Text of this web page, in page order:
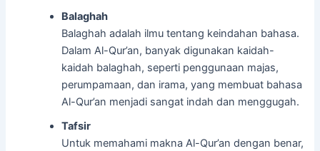
Balaghah
Balaghah adalah ilmu tentang keindahan bahasa.
Dalam Al-Qur’an, banyak digunakan kaidah-
kaidah balaghah, seperti penggunaan majas,
perumpamaan, dan irama, yang membuat bahasa
Al-Qur’an menjadi sangat indah dan menggugah.
Tafsir
Untuk memahami makna Al-Qur’an dengan benar,